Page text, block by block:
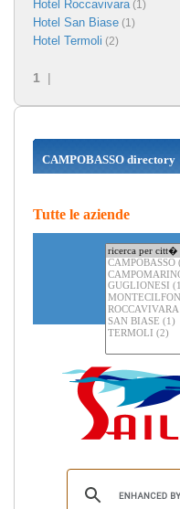
Hotel Roccavivara(1)
Hotel San Biase (1)
Hotel Termoli (2)
1 |
CAMPOBASSO directory
Tutte le aziende